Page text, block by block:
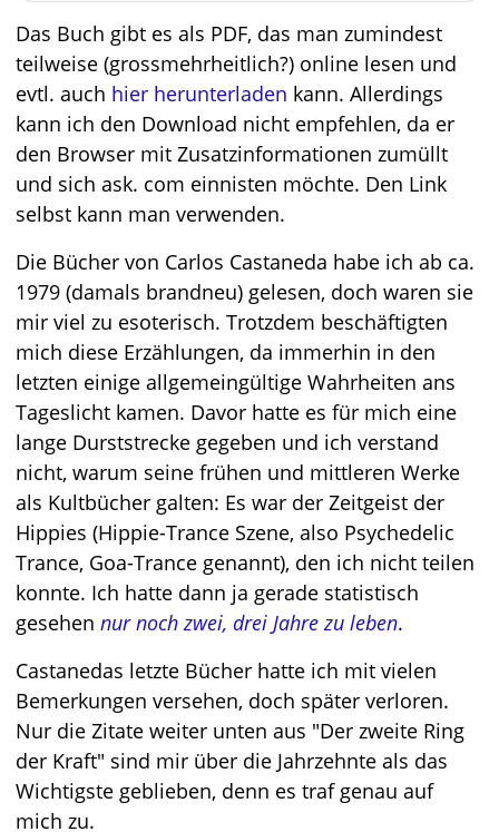
Das Buch gibt es als PDF, das man zumindest
teilweise (grossmehrheitlich?) online lesen und
evtl. auch hier herunterladen kann. Allerdings
kann ich den Download nicht empfehlen, da er
den Browser mit Zusatzinformationen zumüllt
und sich ask. com einnisten möchte. Den Link
selbst kann man verwenden.
Die Bücher von Carlos Castaneda habe ich ab ca.
1979 (damals brandneu) gelesen, doch waren sie
mir viel zu esoterisch. Trotzdem beschäftigten
mich diese Erzählungen, da immerhin in den
letzten einige allgemeingültige Wahrheiten ans
Tageslicht kamen. Davor hatte es für mich eine
lange Durststrecke gegeben und ich verstand
nicht, warum seine frühen und mittleren Werke
als Kultbücher galten: Es war der Zeitgeist der
Hippies (Hippie-Trance Szene, also Psychedelic
Trance, Goa-Trance genannt), den ich nicht teilen
konnte. Ich hatte dann ja gerade statistisch
gesehen nur noch zwei, drei Jahre zu leben.
Castanedas letzte Bücher hatte ich mit vielen
Bemerkungen versehen, doch später verloren.
Nur die Zitate weiter unten aus "Der zweite Ring
der Kraft" sind mir über die Jahrzehnte als das
Wichtigste geblieben, denn es traf genau auf
mich zu.